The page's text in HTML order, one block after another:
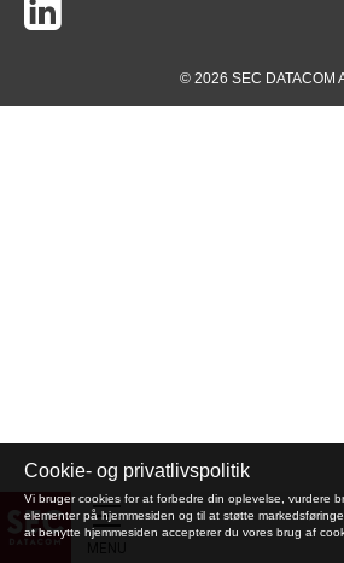
© 2026 SEC DATACOM
Cookie- og privatlivspolitik
Vi bruger cookies for at forbedre din oplevelse, vurdere
elementer på hjemmesiden og til at støtte
at benytte hjemmesiden accepterer du vores brug af